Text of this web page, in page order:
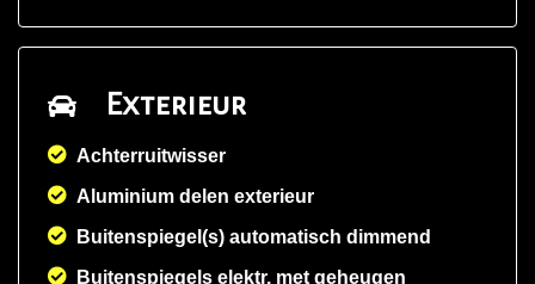
Exterieur
Achterruitwisser
Aluminium delen exterieur
Buitenspiegel(s) automatisch dimmend
Buitenspiegels elektr. met geheugen